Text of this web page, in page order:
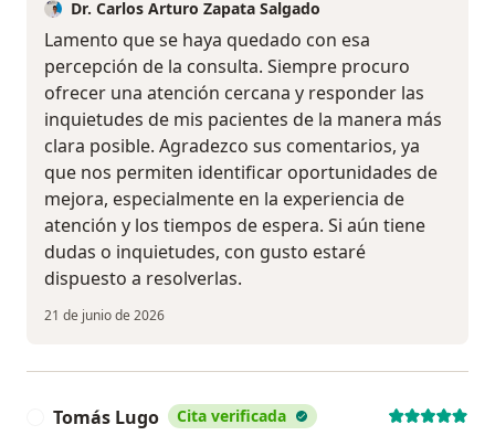
Dr. Carlos Arturo Zapata Salgado
Lamento que se haya quedado con esa
percepción de la consulta. Siempre procuro
ofrecer una atención cercana y responder las
inquietudes de mis pacientes de la manera más
clara posible. Agradezco sus comentarios, ya
que nos permiten identificar oportunidades de
mejora, especialmente en la experiencia de
atención y los tiempos de espera. Si aún tiene
dudas o inquietudes, con gusto estaré
dispuesto a resolverlas.
21 de junio de 2026
Tomás Lugo Cita verificada